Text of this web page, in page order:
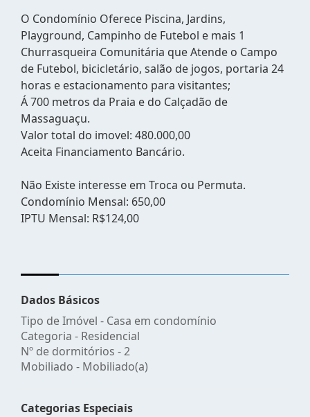
O Condomínio Oferece Piscina, Jardins,
Playground, Campinho de Futebol e mais 1
Churrasqueira Comunitária que Atende o Campo
de Futebol, bicicletário, salão de jogos, portaria 24
horas e estacionamento para visitantes;
Á 700 metros da Praia e do Calçadão de
Massaguaçu.
Valor total do imovel: 480.000,00
Aceita Financiamento Bancário.
Não Existe interesse em Troca ou Permuta.
Condomínio Mensal: 650,00
IPTU Mensal: R$124,00
Dados Básicos
Tipo de Imóvel - Casa em condomínio
Categoria - Residencial
Nº de dormitórios - 2
Mobiliado - Mobiliado(a)
Categorias Especiais